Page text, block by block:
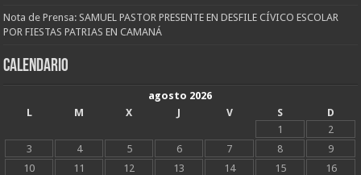
Nota de Prensa: SAMUEL PASTOR PRESENTE EN DESFILE CÍVICO ESCOLAR
POR FIESTAS PATRIAS EN CAMANÁ
CALENDARIO
agosto 2026
L
M X J V S
D
1
2
3
4 5 6 7 8
9
10
11 12 13 14 15
16